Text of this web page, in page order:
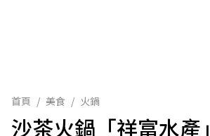
首頁 / 美食 / 火鍋
沙茶火鍋「祥富水產